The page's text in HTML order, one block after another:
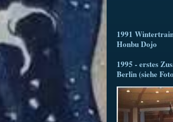
1991
Honbu Dojo
1995 - erstes
Berlin (siehe